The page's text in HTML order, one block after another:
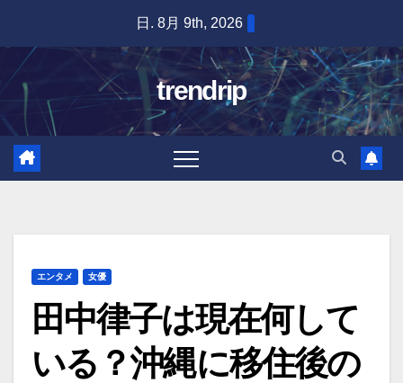
content
日. 8月 9th, 2026
trendrip
エンタメ 女優
田中律子は現在何して
いる？沖縄に移住後の